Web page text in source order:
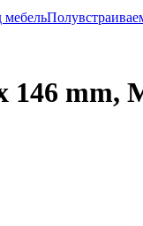
мебель
146 mm,